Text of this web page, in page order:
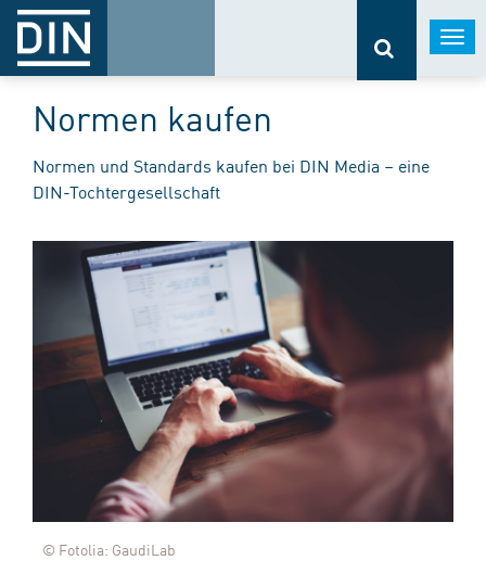
Normen kaufen
Normen und Standards kaufen bei DIN Media – eine
DIN-Tochtergesellschaft
© Fotolia: GaudiLab